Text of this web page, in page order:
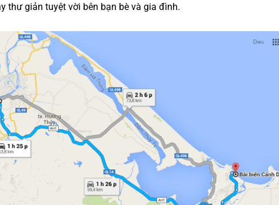
thư giản tuyệt vời bên bạn bè và gia đình.